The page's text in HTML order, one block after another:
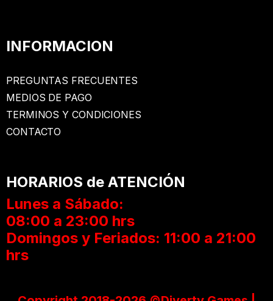
INFORMACION
PREGUNTAS FRECUENTES
MEDIOS DE PAGO
TERMINOS Y CONDICIONES
CONTACTO
HORARIOS de ATENCIÓN
Lunes a Sábado:
08:00 a 23:00 hrs
Domingos y Feriados: 11:00 a 21:00
hrs